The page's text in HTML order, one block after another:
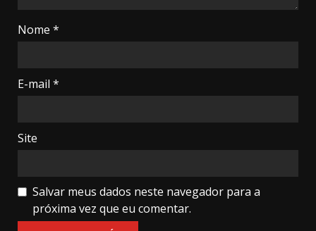
Nome *
E-mail *
Site
Salvar meus dados neste navegador para a
próxima vez que eu comentar.